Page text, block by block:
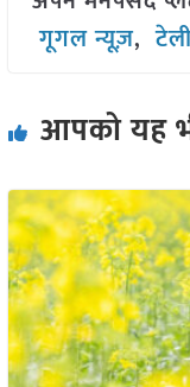
गूगल न्यूज़,
आपको यह